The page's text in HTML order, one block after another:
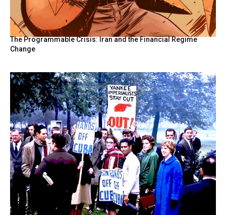
The Programmable Crisis: Iran and the Financial Regime
Change